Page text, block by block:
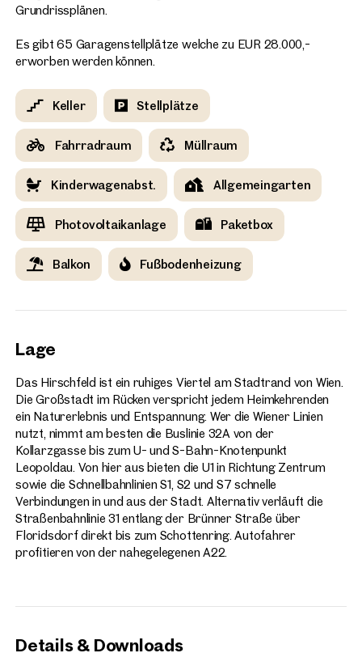
Grundrissplänen.
Es gibt 65 Garagenstellplätze welche zu EUR 28.000,-
erworben werden können.
Keller Stellplätze
Fahrradraum Müllraum
Kinderwagenabst. Allgemeingarten
Photovoltaikanlage Paketbox
Balkon Fußbodenheizung
Lage
Das Hirschfeld ist ein ruhiges Viertel am Stadtrand von Wien.
Die Großstadt im Rücken verspricht jedem Heimkehrenden
ein Naturerlebnis und Entspannung. Wer die Wiener Linien
nutzt, nimmt am besten die Buslinie 32A von der
Kollarzgasse bis zum U- und S-Bahn-Knotenpunkt
Leopoldau. Von hier aus bieten die U1 in Richtung Zentrum
sowie die Schnellbahnlinien S1, S2 und S7 schnelle
Verbindungen in und aus der Stadt. Alternativ verläuft die
Straßenbahnlinie 31 entlang der Brünner Straße über
Floridsdorf direkt bis zum Schottenring. Autofahrer
profitieren von der nahegelegenen A22.
Details & Downloads